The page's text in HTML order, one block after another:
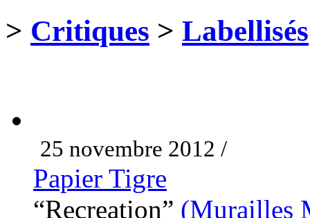
> Critiques > Labellisés
25 novembre 2012 /
Papier Tigre
“Recreation” (Murailles